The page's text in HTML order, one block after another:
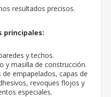
resultados precisos.
principales:
y techos.
y masilla de construcción.
empapelados, capas de
revoques flojos y
especiales.